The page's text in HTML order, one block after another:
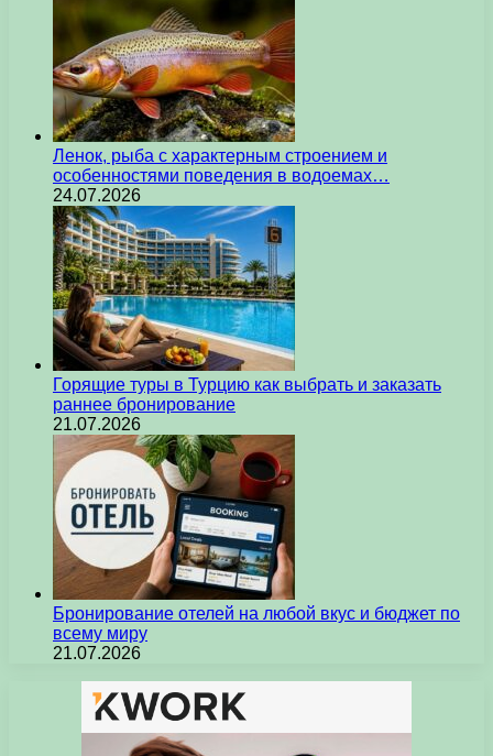
Ленок, рыба с характерным строением и
особенностями поведения в водоемах…
24.07.2026
Горящие туры в Турцию как выбрать и заказать
раннее бронирование
21.07.2026
Бронирование отелей на любой вкус и бюджет по
всему миру
21.07.2026